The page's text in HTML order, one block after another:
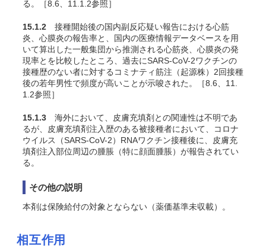
る 。［8.6、11.1.2参照］
15.1.2 接種開始後の国内副反応疑い報告における心筋
炎、心膜炎の報告率と、国内の医療情報データベースを用
いて算出した一般集団から推測される心筋炎、心膜炎の発
現率とを比較したところ、過去にSARS-CoV-2ワクチンの
接種歴のない者に対するコミナティ筋注（起源株）2回接種
後の若年男性で頻度が高いことが示唆された 。［8.6、11.
1.2参照］
15.1.3 海外において、皮膚充填剤との関連性は不明であ
るが、皮膚充填剤注入歴のある被接種者において、コロナ
ウイルス（SARS-CoV-2）RNAワクチン接種後に、皮膚充
填剤注入部位周辺の腫脹（特に顔面腫脹）が報告されてい
る。
その他の説明
本剤は保険給付の対象とならない（薬価基準未収載）。
相互作用